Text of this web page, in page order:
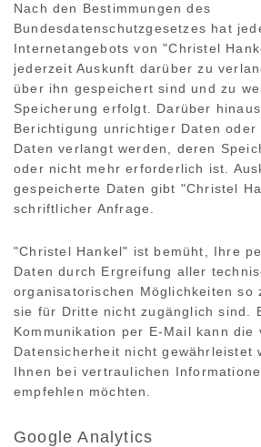
Nach den Bestimmungen des
Bundesdatenschutzgesetzes hat
Internetangebots von "Christel
jederzeit Auskunft darüber zu
über ihn gespeichert sind und zu
Speicherung erfolgt. Darüber
Berichtigung unrichtiger Daten oder
Daten verlangt werden, deren
oder nicht mehr erforderlich ist.
gespeicherte Daten gibt "Christel
schriftlicher Anfrage.
"Christel Hankel" ist bemüht, Ihre
Daten durch Ergreifung aller
organisatorischen Möglichkeiten so
sie für Dritte nicht zugänglich sind.
Kommunikation per E-Mail kann die
Datensicherheit nicht gewährleistet
Ihnen bei vertraulichen
empfehlen möchten.
Google Analytics